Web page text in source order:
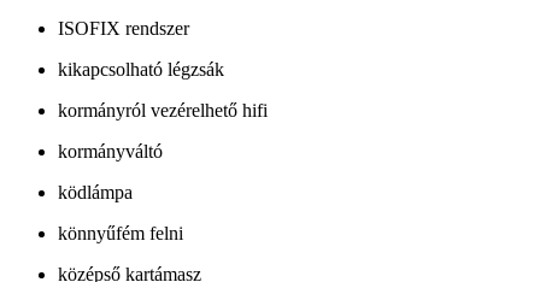
ISOFIX rendszer
kikapcsolható légzsák
kormányról vezérelhető hifi
kormányváltó
ködlámpa
könnyűfém felni
középső kartámasz